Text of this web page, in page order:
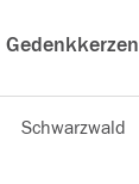
Gedenkkerzen
Schwarzwald